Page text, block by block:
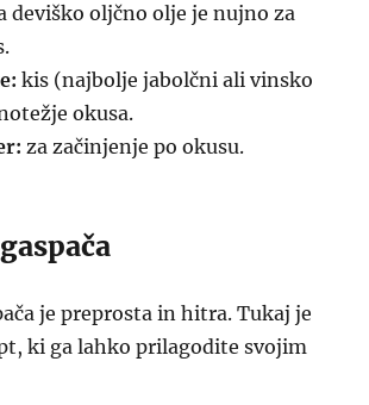
deviško oljčno olje je nujno za
kis (najbolje jabolčni ali vinsko
okusa.
za začinjenje po okusu.
je preprosta in hitra. Tukaj je
ki ga lahko prilagodite svojim